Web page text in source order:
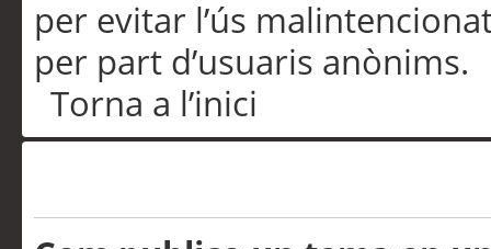
per evitar l’ús
per part d’usuaris anònims.
Torna a l’inici